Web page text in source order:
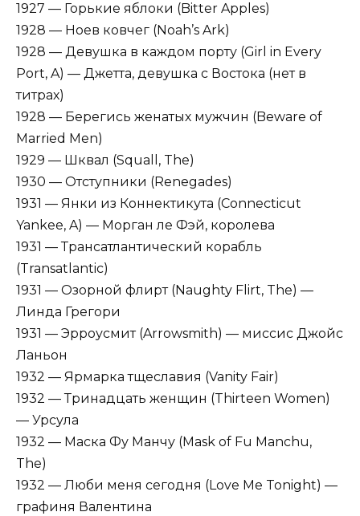
1927 — Горькие яблоки (Bitter Apples)
1928 — Ноев ковчег (Noah’s Ark)
1928 — Девушка в каждом порту (Girl in Every
Port, A) — Джетта, девушка с Востока (нет в
титрах)
1928 — Берегись женатых мужчин (Beware of
Married Men)
1929 — Шквал (Squall, The)
1930 — Отступники (Renegades)
1931 — Янки из Коннектикута (Connecticut
Yankee, A) — Морган ле Фэй, королева
1931 — Трансатлантический корабль
(Transatlantic)
1931 — Озорной флирт (Naughty Flirt, The) —
Линда Грегори
1931 — Эрроусмит (Arrowsmith) — миссис Джойс
Ланьон
1932 — Ярмарка тщеславия (Vanity Fair)
1932 — Тринадцать женщин (Thirteen Women)
— Урсула
1932 — Маска Фу Манчу (Mask of Fu Manchu,
The)
1932 — Люби меня сегодня (Love Me Tonight) —
графиня Валентина